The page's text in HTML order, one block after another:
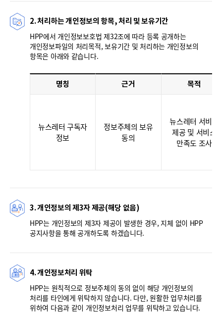
2. 처리하는 개인정보의 항목, 처리 및 보유기간
HPP에서 개인정보보호법 제32조에 따라 등록 공개하는
개인정보파일의 처리목적, 보유기간 및 처리하는 개인정보의
항목은 아래와 같습니다.
명칭 근거 목적
뉴스레터 구독자
정보
정보주체의 보유
동의
뉴스레터 서비스
제공 및 서비스
만족도 조사
3. 개인정보의 제3자 제공(해당 없음)
HPP는 개인정보의 제3자 제공이 발생한 경우, 지체 없이 HPP
공지사항을 통해 공개하도록 하겠습니다.
4. 개인정보처리 위탁
HPP는 원칙적으로 정보주체의 동의 없이 해당 개인정보의
처리를 타인에게 위탁하지 않습니다. 다만, 원활한 업무처리를
위하여 다음과 같이 개인정보처리 업무를 위탁하고 있습니다.